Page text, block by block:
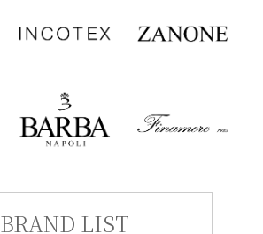
BRAND LIST